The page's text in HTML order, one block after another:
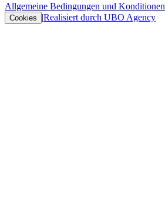
Allgemeine Bedingungen und Konditionen
Cookies |Realisiert durch UBO Agency